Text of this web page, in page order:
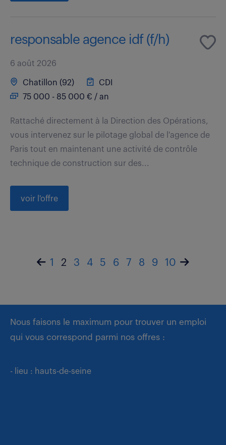
responsable agence idf (f/h)
6 août 2026
Chatillon (92)
CDI
75 000 - 85 000 € / an
Rattaché directement à la Direction des Opérations,
vous intervenez sur le pilotage global de l'agence de
Paris tout en maintenant une activité de contrôle
technique de construction sur des...
voir l'offre
1 2 3 4 5 6 7 8 9 10
Nous faisons le maximum pour trouver un emploi
qui vous correspond parmi nos offres :
- lieu : hauts-de-seine